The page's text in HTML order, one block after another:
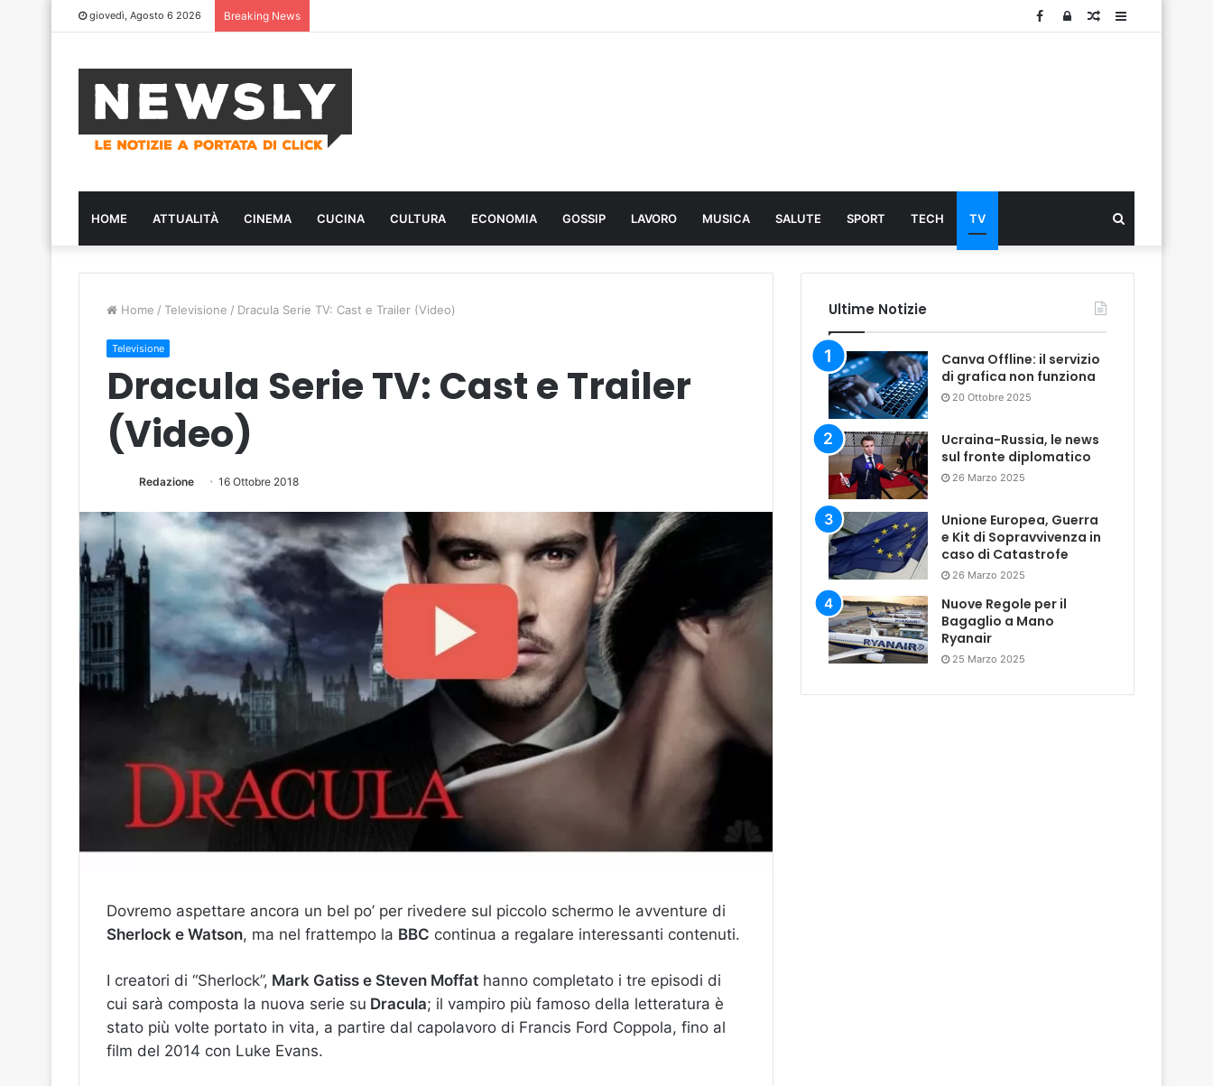
giovedì, Agosto 6 2026 Breaking News Sidebar
Articolo
Log
Facebook
HOME ATTUALITÀ CINEMA CUCINA CULTURA ECONOMIA GOSSIP LAVORO MUSICA SALUTE SPORT TECH TV
...
Home / Televisione / Dracula Serie TV: Cast e Trailer (Video)
Televisione
Dracula Serie TV: Cast e Trailer
(Video)
Redazione 16 Ottobre 2018
Dovremo aspettare ancora un bel po’ per rivedere sul piccolo schermo le avventure di
Sherlock e Watson, ma nel frattempo la BBC continua a regalare interessanti contenuti.
I creatori di “Sherlock”, Mark Gatiss e Steven Moffat hanno completato i tre episodi di
cui sarà composta la nuova serie su Dracula; il vampiro più famoso della letteratura è
stato più volte portato in vita, a partire dal capolavoro di Francis Ford Coppola, fino al
film del 2014 con Luke Evans.
Ultime Notizie
Canva Offline: il servizio
di grafica non funziona
20 Ottobre 2025
Ucraina-Russia, le news
sul fronte diplomatico
26 Marzo 2025
Unione Europea, Guerra
e Kit di Sopravvivenza in
caso di Catastrofe
26 Marzo 2025
Nuove Regole per il
Bagaglio a Mano
Ryanair
25 Marzo 2025